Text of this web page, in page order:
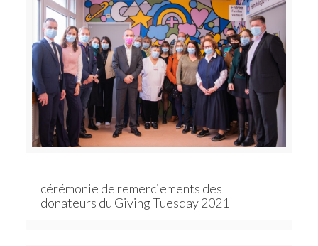
cérémonie de remerciements des
donateurs du Giving Tuesday 2021